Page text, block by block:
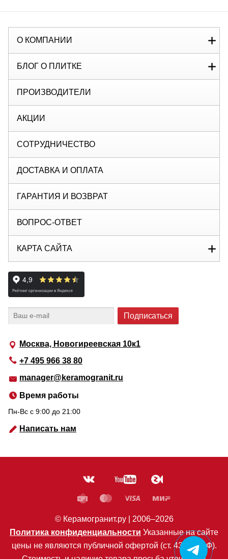
Москва, Новогиреевская 10к1
+7 495 966 38 80
manager@keramogranit.ru
Время работы
Пн-Вс c 9:00 до 21:00
Написать нам
О КОМПАНИИ
БЛОГ О ПЛИТКЕ
ПРОИЗВОДИТЕЛИ
АКЦИИ
СОТРУДНИЧЕСТВО
ДОСТАВКА И ОПЛАТА
ГАРАНТИЯ И ВОЗВРАТ
ВОПРОС-ОТВЕТ
КАРТА САЙТА
© Керамогранит.ру | 2006–2026
Политика конфиденциальности Указанные на сайте
цены не являются публичной офертой (ст. 435 ГК РФ).